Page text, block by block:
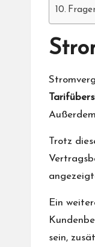
Trotz
Ein
sein,